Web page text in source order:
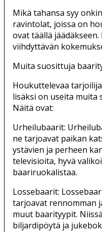
Mikä tahansa syy
ravintolat, joissa on
ovat täällä
viihdyttävän
Muita suosittuja
Houkuttelevaa
lisäksi on useita muita
Näitä ovat:
Urheilubaarit:
ne tarjoavat paikan
ystävien ja perheen
televisioita, hyvä
baariruokalistaa.
Lossebaarit:
tarjoavat rennomman
muut baarityypit.
biljardipöytä ja